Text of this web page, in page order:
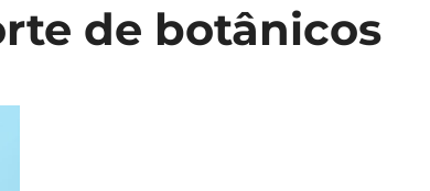
de botânicos